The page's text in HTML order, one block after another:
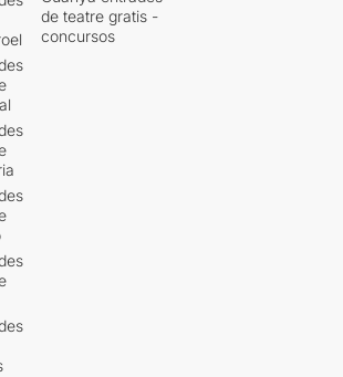
de teatre gratis -
concursos